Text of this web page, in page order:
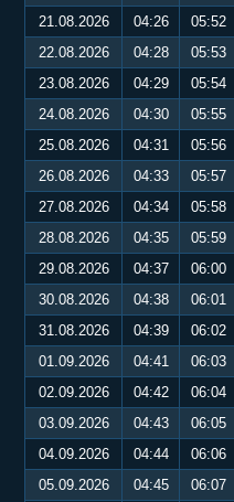
21.08.2026
04:26 05:52
22.08.2026
04:28 05:53
23.08.2026
04:29 05:54
24.08.2026
04:30 05:55
25.08.2026
04:31 05:56
26.08.2026
04:33 05:57
27.08.2026
04:34 05:58
28.08.2026
04:35 05:59
29.08.2026
04:37 06:00
30.08.2026
04:38 06:01
31.08.2026
04:39 06:02
01.09.2026
04:41 06:03
02.09.2026
04:42 06:04
03.09.2026
04:43 06:05
04.09.2026
04:44 06:06
05.09.2026
04:45 06:07